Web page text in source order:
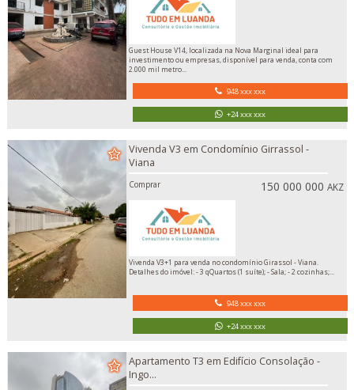
Guest House V14, localizada na Nova Marginal ideal para
investimento ou empresas, disponível para venda, conta com
2.000 mil metro...
948 xxx xxx
+24 xxx xxx
Vivenda V3 em Condomínio Girrassol -
Viana
Comprar 150 000 000AKZ
Vivenda V3+1 para venda no condomínio Girassol - Viana.
Detalhes do imóvel: - 3 qQuartos (1 suíte); - Sala; - 2 cozinhas;...
948 xxx xxx
+24 xxx xxx
Apartamento T3 em Edifício Consolação -
Ingo...